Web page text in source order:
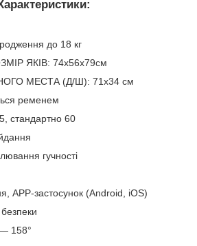
до 18 кг
ЯКІВ: 74х56х79см
МЕСТА (Д/Ш): 71х34 см
ременем
стандартно 60
гучності
APP-застосунок (Android, iOS)
158°